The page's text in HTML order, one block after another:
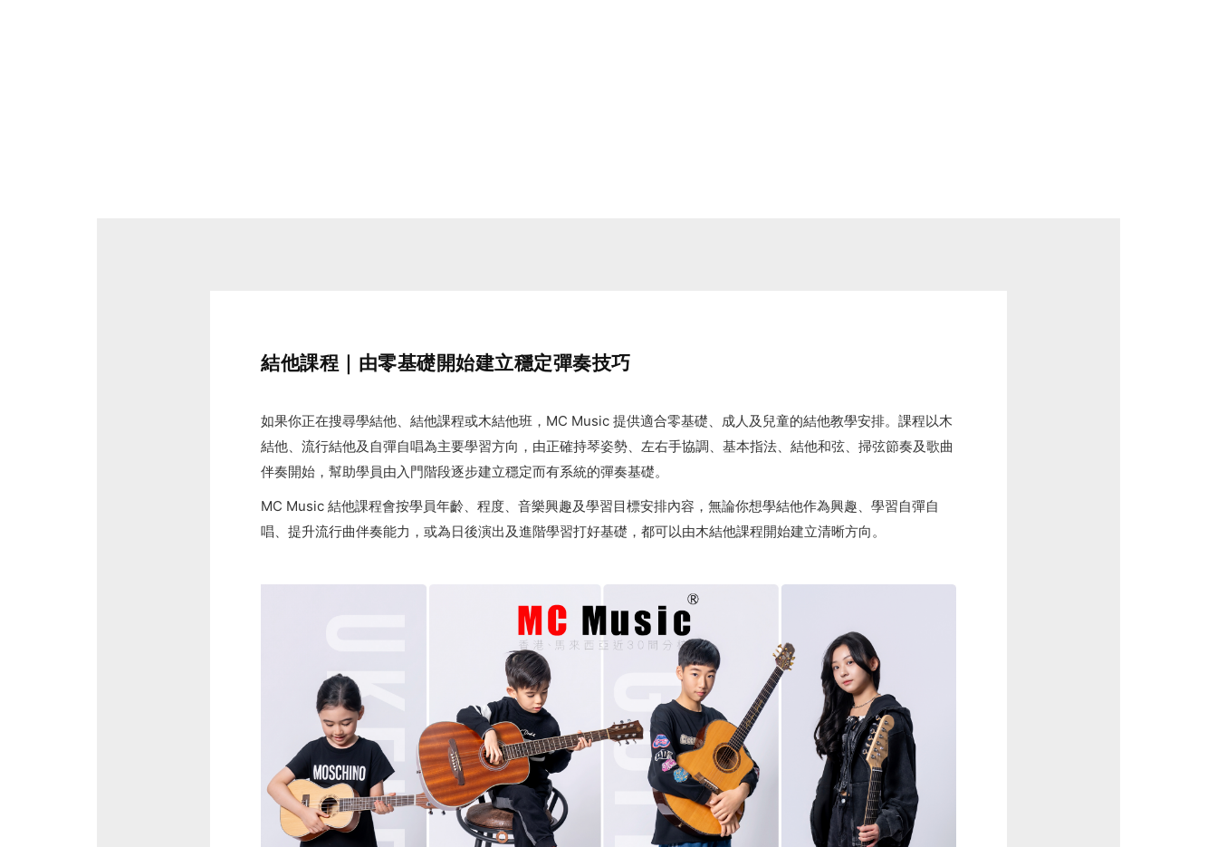
結他課程｜由零基礎開始建立穩定彈奏技巧
如果你正在搜尋學結他、結他課程或木結他班，MC Music 提供適合零基礎、成人及兒童的結他教學安排。課程以木
結他、流行結他及自彈自唱為主要學習方向，由正確持琴姿勢、左右手協調、基本指法、結他和弦、掃弦節奏及歌曲
伴奏開始，幫助學員由入門階段逐步建立穩定而有系統的彈奏基礎。
MC Music 結他課程會按學員年齡、程度、音樂興趣及學習目標安排內容，無論你想學結他作為興趣、學習自彈自
唱、提升流行曲伴奏能力，或為日後演出及進階學習打好基礎，都可以由木結他課程開始建立清晰方向。